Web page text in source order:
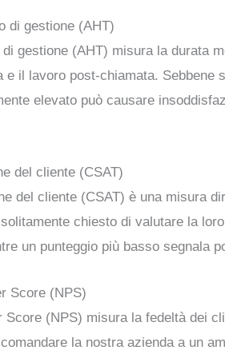
di gestione (AHT)
di gestione (AHT) misura la durata
e il lavoro post-chiamata.
elevato può causare
del cliente (CSAT)
del cliente (CSAT) è una misura
chiesto di valutare la
un punteggio più basso segnala
Score (NPS)
Score (NPS) misura la fedeltà dei
la nostra azienda a un